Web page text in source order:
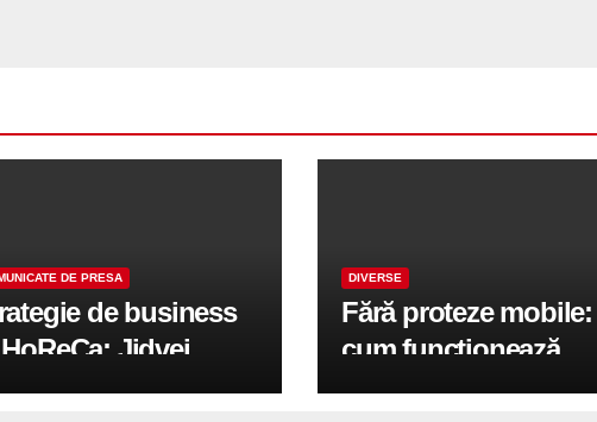
DE PRESA
de business
Jidvei
terasele în
DIVERSE
Fără proteze mobile:
cum funcționează
reabilitarea completă